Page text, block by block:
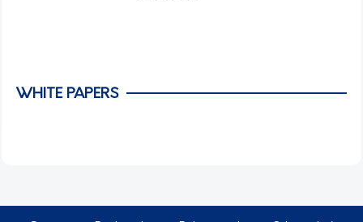
WHITE PAPERS